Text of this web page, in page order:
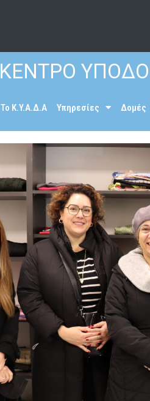
ΚΕΝΤΡΟ
To K.Y.A.Δ.Α Υπηρεσίες Δομές